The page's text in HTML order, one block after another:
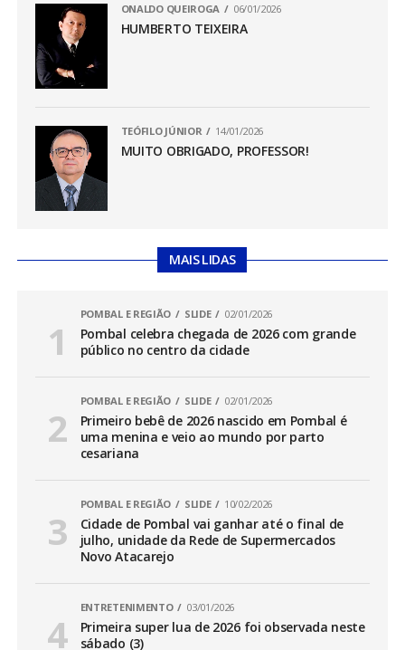
ONALDO QUEIROGA 06/01/2026
HUMBERTO TEIXEIRA
TEÓFILO JÚNIOR 14/01/2026
MUITO OBRIGADO, PROFESSOR!
MAIS LIDAS
POMBAL E REGIÃO SLIDE 02/01/2026
Pombal celebra chegada de 2026 com grande
público no centro da cidade
POMBAL E REGIÃO SLIDE 02/01/2026
Primeiro bebê de 2026 nascido em Pombal é
uma menina e veio ao mundo por parto
cesariana
POMBAL E REGIÃO SLIDE 10/02/2026
Cidade de Pombal vai ganhar até o final de
julho, unidade da Rede de Supermercados
Novo Atacarejo
ENTRETENIMENTO 03/01/2026
Primeira super lua de 2026 foi observada neste
sábado (3)